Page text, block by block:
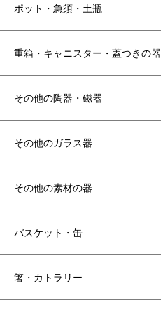
ポット・急須・土瓶
重箱・キャニスター・蓋つきの器
その他の陶器・磁器
その他のガラス器
その他の素材の器
バスケット・缶
箸・カトラリー